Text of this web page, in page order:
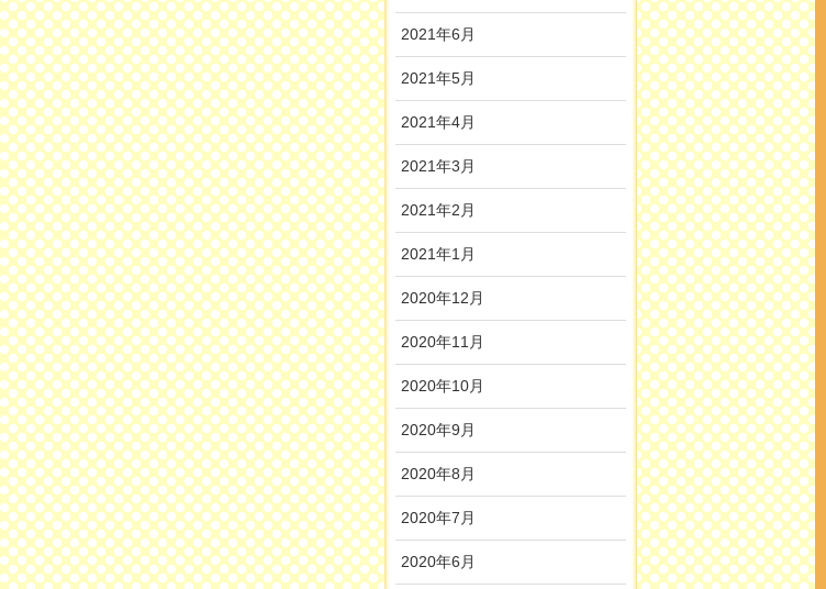
2021年6月
2021年5月
2021年4月
2021年3月
2021年2月
2021年1月
2020年12月
2020年11月
2020年10月
2020年9月
2020年8月
2020年7月
2020年6月